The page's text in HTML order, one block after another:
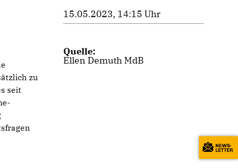
zu
seit
15.05.2023, 14:15 Uhr
Quelle:
Ellen Demuth MdB